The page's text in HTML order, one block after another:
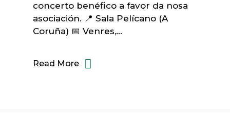
concerto benéfico a favor da nosa
asociación. 📍 Sala Pelícano (A
Coruña) 📅 Venres,…
Read More